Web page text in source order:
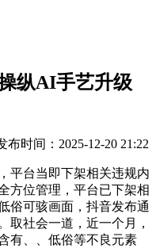
纵AI手艺升级
布时间：2025-12-20 21:22
台当即下架相关违规内
方位管理，平台已下架相
俗可骇画面，抖音发布通
取社会一道，近一个月，
有、、低俗等不良元素